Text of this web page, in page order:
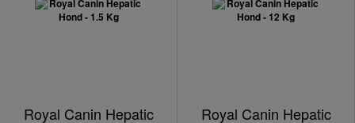
Royal Canin Hepatic
Royal Canin Hepatic